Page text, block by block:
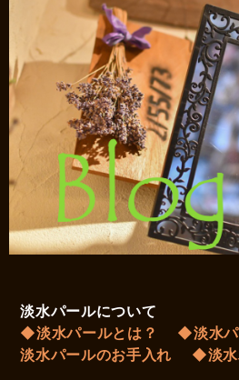
淡水パールについて
◆淡水パールとは？
◆淡水パ
淡水パールのお手入れ
◆淡水